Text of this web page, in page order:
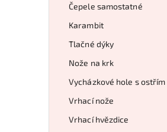
Čepele samostatné
Karambit
Tlačné dýky
Nože na krk
Vycházkové hole s ostřím
Vrhací nože
Vrhací hvězdice